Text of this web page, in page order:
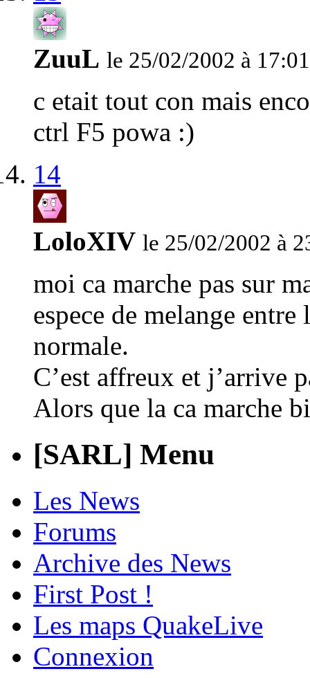
ZuuL le 25/02/2002 à 17:01
c etait tout con mais
ctrl F5 powa :)
14
LoloXIV le 25/02/2002 à
moi ca marche pas sur
espece de melange
normale.
C’est affreux et j’arrive
Alors que la ca marche
[SARL] Menu
Les News
Forums
Archive des News
First Post !
Les maps QuakeLive
Connexion